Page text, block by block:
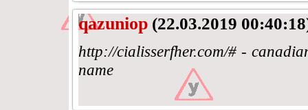
qazuniop (22.03.2019
http://cialisserfher.com/# -
name